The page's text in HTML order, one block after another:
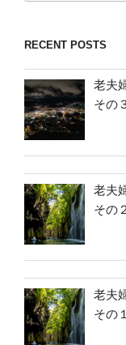
RECENT POSTS
老夫
その
老夫
その
老夫
その１